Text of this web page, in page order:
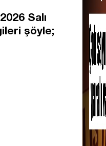
Salı
şöyle;